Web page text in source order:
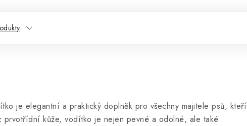
je elegantní a praktický doplněk pro všechny majitele psů, kteří
kůže, vodítko je nejen pevné a odolné, ale také